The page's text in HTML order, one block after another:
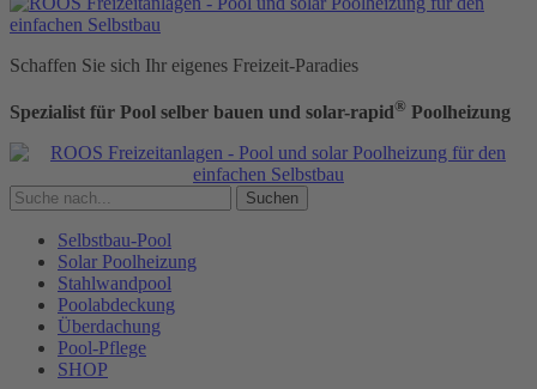
Schaffen Sie sich Ihr eigenes Freizeit-Paradies
Spezialist für Pool selber bauen und solar-rapid® Poolheizung
Suchen
Selbstbau-Pool
Solar Poolheizung
Stahlwandpool
Poolabdeckung
Überdachung
Pool-Pflege
SHOP